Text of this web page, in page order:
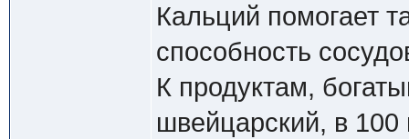
Кальций помогает
способность
К продуктам,
швейцарский, в 100